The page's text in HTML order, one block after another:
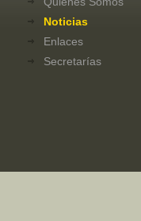
Noticias
Enlaces
Secretarías